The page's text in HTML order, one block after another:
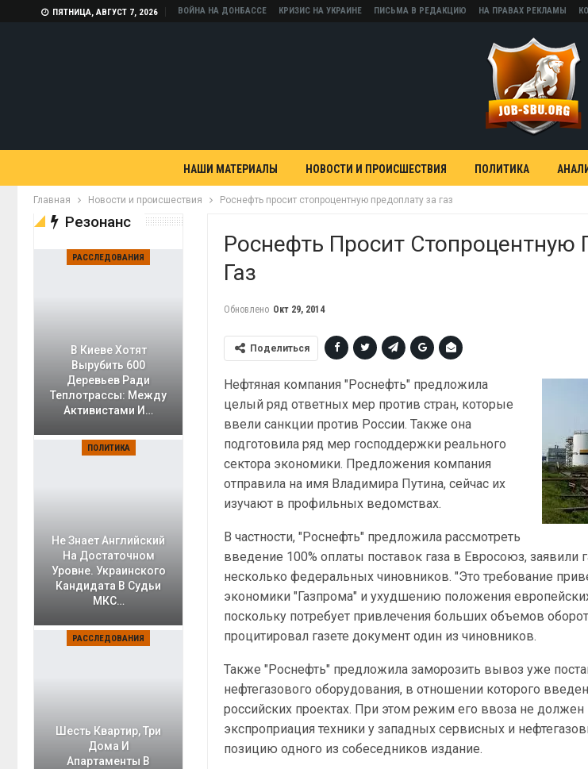
ПЯТНИЦА, АВГУСТ 7, 2026 ВОЙНА НА ДОНБАССЕ КРИЗИС НА УКРАИНЕ ПИСЬМА В РЕДАКЦИЮ НА ПРАВАХ РЕКЛАМЫ
НАШИ МАТЕРИАЛЫ НОВОСТИ И ПРОИСШЕСТВИЯ ПОЛИТИКА
Главная Новости и происшествия Роснефть просит стопроцентную предоплату за газ
Роснефть Просит Стопроцентную
Газ
Обновлено Окт 29, 2014
Поделиться
Нефтяная компания "Роснефть" предложила
целый ряд ответных мер против стран, которые
ввели санкции против России. Также она
подготовила ряд мер господдержки реального
сектора экономики. Предложения компания
отправила на имя Владимира Путина, сейчас их
изучают в профильных ведомствах.
В частности, "Роснефть" предложила рассмотреть
введение 100% оплаты поставок газа в Евросоюз, заявили
несколько федеральных чиновников. "Это требование
экономики "Газпрома" и ухудшению положения
поскольку потребует привлечения больших объемов
процитировал газете документ один из чиновников.
Также "Роснефть" предложила заморозить вывоз уже
нефтегазового оборудования, в отношении которого
российских проектах. При этом режим его ввоза не должен
экспроприация техники у западных сервисных и
позицию одного из собеседников издание.
Резонанс
РАССЛЕДОВАНИЯ
В Киеве Хотят
Вырубить 600
Деревьев Ради
Теплотрассы: Между
Активистами И…
ПОЛИТИКА
Не Знает Английский
На Достаточном
Уровне. Украинского
Кандидата В Судьи
МКС…
РАССЛЕДОВАНИЯ
Шесть Квартир, Три
Дома И
Апартаменты В